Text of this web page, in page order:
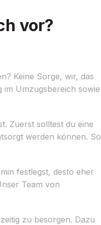
vor?
Keine Sorge, wir, das
Umzugsbereich sowie
Zuerst solltest du eine
werden können. So
festlegst, desto eher
Team von
zu besorgen. Dazu